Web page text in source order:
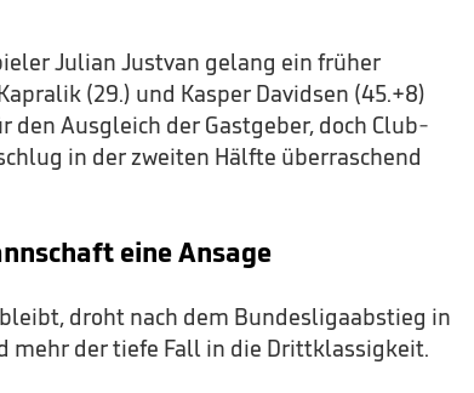
Julian Justvan gelang ein früher
(29.) und Kasper Davidsen (45.+8)
den Ausgleich der Gastgeber, doch Club-
in der zweiten Hälfte überraschend
eine Ansage
bleibt, droht nach dem Bundesligaabstieg in
mehr der tiefe Fall in die Drittklassigkeit.